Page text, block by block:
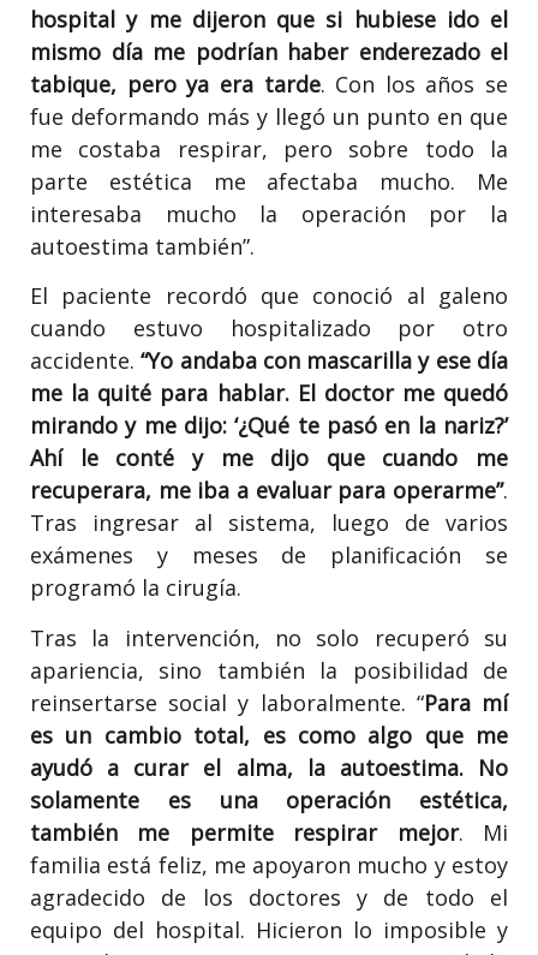
hospital y me dijeron que si hubiese ido el
mismo día me podrían haber enderezado el
tabique, pero ya era tarde. Con los años se
fue deformando más y llegó un punto en que
me costaba respirar, pero sobre todo la
parte estética me afectaba mucho. Me
interesaba mucho la operación por la
autoestima también”.
El paciente recordó que conoció al galeno
cuando estuvo hospitalizado por otro
accidente.“Yo andaba con mascarilla y ese día
me la quité para hablar. El doctor me quedó
mirando y me dijo: ‘¿Qué te pasó en la nariz?’
Ahí le conté y me dijo que cuando me
recuperara, me iba a evaluar para operarme”.
Tras ingresar al sistema, luego de varios
exámenes y meses de planificación se
programó la cirugía.
Tras la intervención, no solo recuperó su
apariencia, sino también la posibilidad de
reinsertarse social y laboralmente. “Para mí
es un cambio total, es como algo que me
ayudó a curar el alma, la autoestima. No
solamente es una operación estética,
también me permite respirar mejor. Mi
familia está feliz, me apoyaron mucho y estoy
agradecido de los doctores y de todo el
equipo del hospital. Hicieron lo imposible y